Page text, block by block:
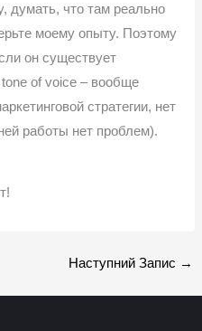
думать, что там реально
моему опыту. Поэтому
он существует
of voice – вообще
стратегии, нет
работы нет проблем).
Наступний Запис →